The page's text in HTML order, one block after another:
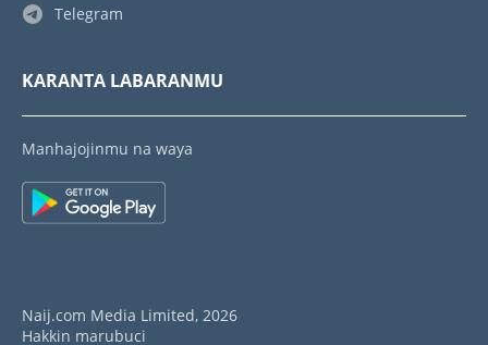
Telegram
KARANTA LABARANMU
Manhajojinmu na waya
Naij.com Media Limited, 2026
Hakkin marubuci